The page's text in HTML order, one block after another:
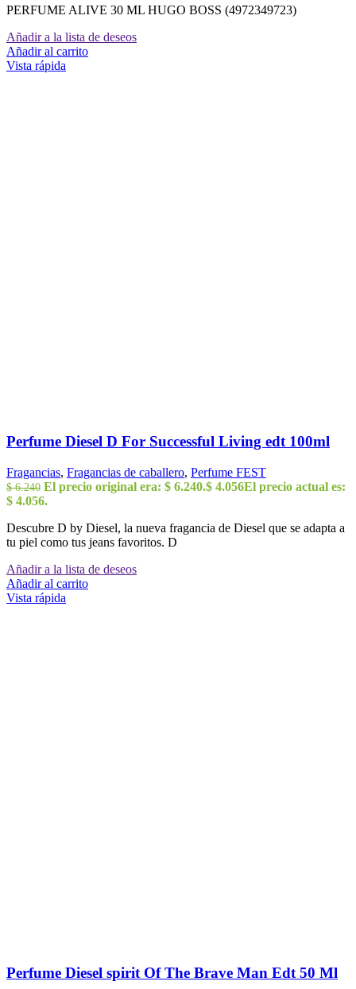
PERFUME ALIVE 30 ML HUGO BOSS (4972349723)
Añadir a la lista de deseos
Añadir al carrito
Vista rápida
Perfume Diesel D For Successful Living edt 100ml
Fragancias, Fragancias de caballero, Perfume FEST
$6.240 El precio original era: $ 6.240.$ 4.056El precio actual es:
$ 4.056.
Descubre D by Diesel, la nueva fragancia de Diesel que se adapta a
tu piel como tus jeans favoritos. D
Añadir a la lista de deseos
Añadir al carrito
Vista rápida
Perfume Diesel spirit Of The Brave Man Edt 50 Ml